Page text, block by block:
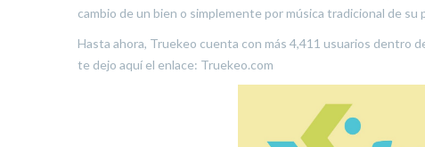
cambio de un bien o simplemente por música tradicional de su
Hasta ahora, Truekeo cuenta con más 4,411 usuarios dentro
te dejo aquí el enlace: Truekeo.com